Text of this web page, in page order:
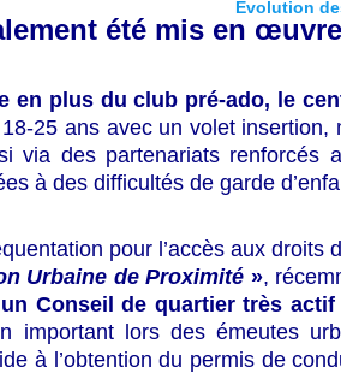
été mis en
en plus du club pré-ado, le
25 ans avec un volet
via des partenariats renforcés
à des difficultés de garde
pour l’accès aux droits
Urbaine de Proximité »,
Conseil de quartier très actif
lors des émeutes
à l’obtention du permis de
Evolution